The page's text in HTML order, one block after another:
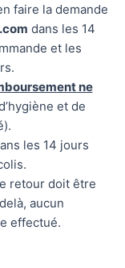
faire la demande
dans les 14
et les
ne
et de
les 14 jours
retour doit être
aucun
effectué.